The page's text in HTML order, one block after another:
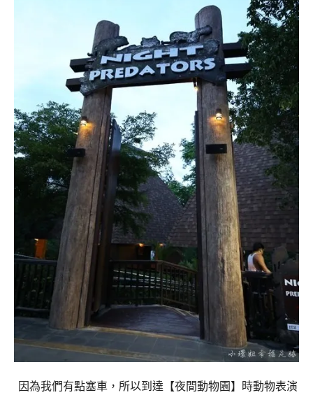
因為我們有點塞車，所以到達【夜間動物園】時動物表演